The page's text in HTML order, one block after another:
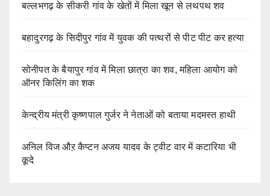
बल्लभगढ़ के सीकरी गांव के खेतों में मिला खून से लथपथ शव
बहादुरगढ़ के सिदीपुर गांव में युवक की पत्थरों से पीट पीट कर हत्या
सोनीपत के बैयापुर गांव में मिला छात्रा का शव, महिला आयोग को
ऑनर किलिंग का शक
केन्द्रीय मंत्री कृष्णपाल गुर्जर ने नेताओं को बताया मदमस्त हाथी
अनिल विज औऱ कैप्टन अजय यादव के ट्वीट वार में कटारिया भी
कूदे